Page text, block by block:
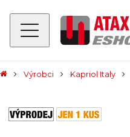
Výrobci Kapriol Italy